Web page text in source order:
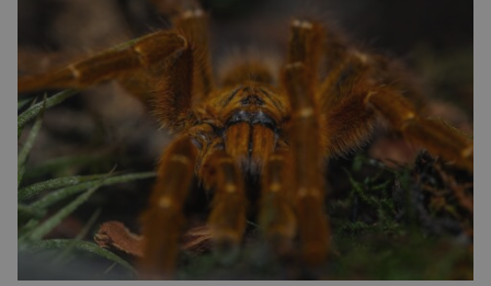
Guinnessovy knihy rekordů. Navzdory svému
názvu nežije pouze v jižní Africe, ale domovem
je mu valná část černého kontinentu a
vyskytuje se rovněž v oblastech […]